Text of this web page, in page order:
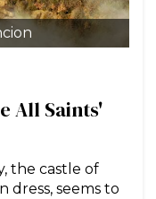
All Saints'
the castle of
dress, seems to